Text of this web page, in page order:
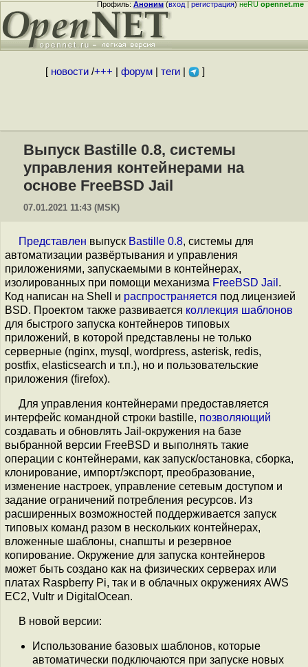
Профиль:Аноним(вход|регистрация)неRUopennet.me
[ новости/+++ форум| теги| ]
Выпуск Bastille 0.8, системы
управления контейнерами на
основе FreeBSD Jail
07.01.2021 11:43 (MSK)
Представлен выпуск Bastille 0.8, системы для
автоматизации развёртывания и управления
приложениями, запускаемыми в контейнерах,
изолированных при помощи механизма FreeBSD Jail .
Код написан на Shell и распространяется под лицензией
BSD. Проектом также развивается коллекция шаблонов
для быстрого запуска контейнеров типовых
приложений, в которой представлены не только
серверные (nginx, mysql, wordpress, asterisk, redis,
postfix, elasticsearch и т.п.), но и пользовательские
приложения (firefox).
Для управления контейнерами предоставляется
интерфейс командной строки bastille, позволяющий
создавать и обновлять Jail-окружения на базе
выбранной версии FreeBSD и выполнять такие
операции с контейнерами, как запуск/остановка, сборка,
клонирование, импорт/экспорт, преобразование,
изменение настроек, управление сетевым доступом и
задание ограничений потребления ресурсов. Из
расширенных возможностей поддерживается запуск
типовых команд разом в нескольких контейнерах,
вложенные шаблоны, снапшты и резервное
копирование. Окружение для запуска контейнеров
может быть создано как на физических серверах или
платах Raspberry Pi, так и в облачных окружениях AWS
EC2, Vultr и DigitalOcean.
В новой версии:
Использование базовых шаблонов, которые
автоматически подключаются при запуске новых